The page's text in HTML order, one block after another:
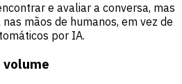
e avaliar a conversa, mas
mãos de humanos, em vez de
por IA.
volume